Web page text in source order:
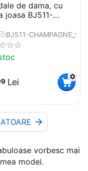
vorbesc mai
modei.
de dama, cu
joasa BJ511-
BJ511-
Lei